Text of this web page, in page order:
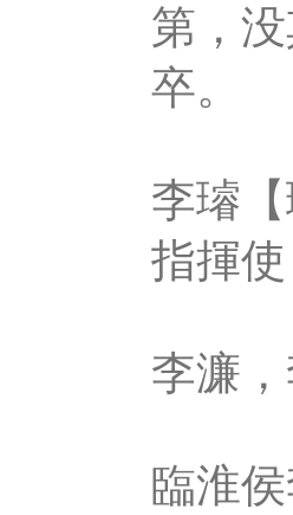
第，
卒。
李璿
指揮使
李濂
臨淮